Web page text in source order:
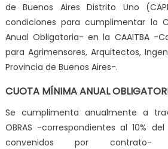
de Buenos Aires Distrito Uno
condiciones para cumplimentar la
Anual Obligatoria- en la CAAITBA -
para Agrimensores, Arquitectos,
Provincia de Buenos Aires-.
CUOTA MÍNIMA ANUAL
Se cumplimenta anualmente a
OBRAS -correspondientes al 10%
convenidos por contrato-